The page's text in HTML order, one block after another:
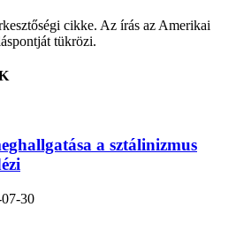
cikke. Az írás az Amerikai
tükrözi.
a sztálinizmus
30